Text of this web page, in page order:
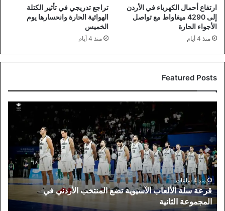
ارتفاع أحمال الكهرباء في الأردن
إلى 4290 ميغاواط مع تواصل
الأجواء الحارة
منذ 4 أيام
تراجع تدريجي في تأثير الكتلة
الهوائية الحارة وانحسارها يوم
الخميس
منذ 4 أيام
Featured Posts
سلة
الألعاب
الآسيوية
تضع
المنتخب
الأردني
في
المجموعة
الثانية
منذ 4 ساعات
قرعة سلة الألعاب الآسيوية تضع المنتخب الأردني في
المجموعة الثانية